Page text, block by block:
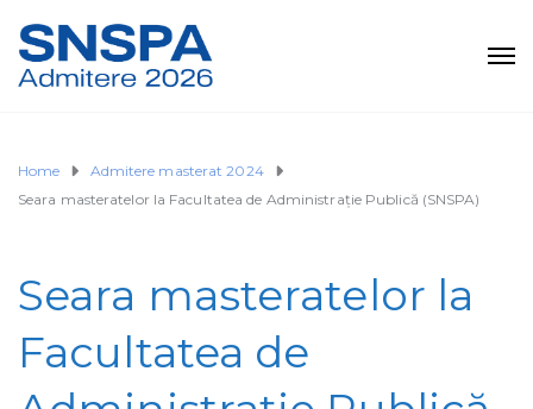
Home
Admitere masterat 2024
Seara masteratelor la Facultatea de Administrație Publică (SNSPA)
Seara masteratelor la
Facultatea de